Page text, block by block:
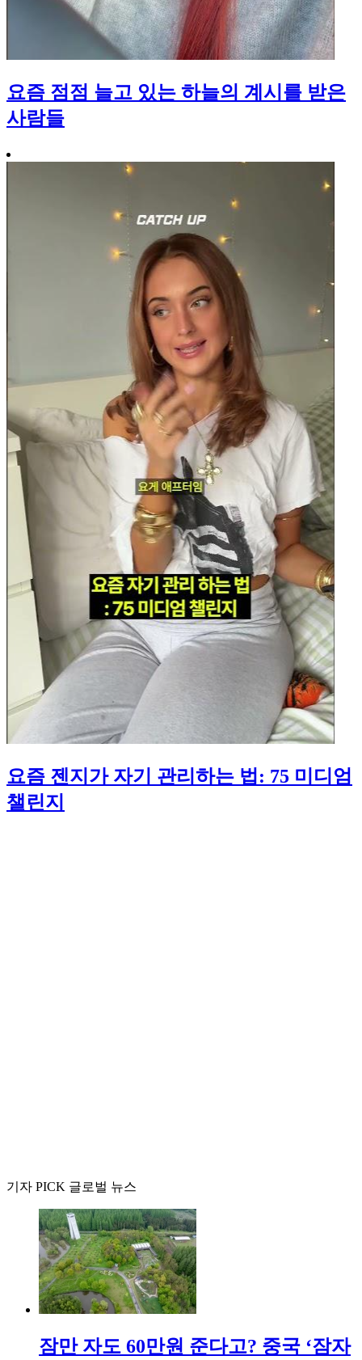
요즘 점점 늘고 있는 하늘의 계시를 받은
사람들
요즘 젠지가 자기 관리하는 법: 75 미디엄
챌린지
기자 PICK 글로벌 뉴스
잠만 자도 60만원 준다고? 중국 ‘잠자